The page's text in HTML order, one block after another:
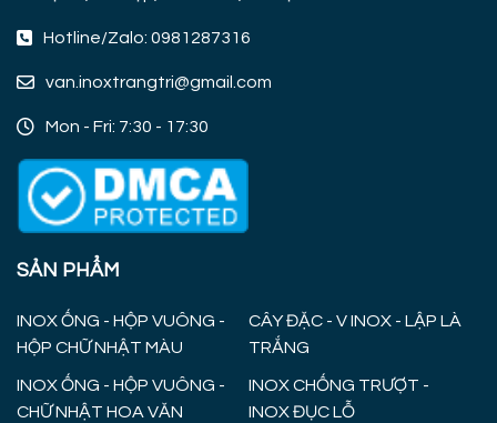
Hotline/Zalo: 0981287316
van.inoxtrangtri@gmail.com
Mon - Fri: 7:30 - 17:30
SẢN PHẨM
INOX ỐNG - HỘP VUÔNG -
HỘP CHỮ NHẬT MÀU
INOX ỐNG - HỘP VUÔNG -
CHỮ NHẬT HOA VĂN
CÂY ĐẶC - V INOX - LẬP LÀ
TRẮNG
INOX CHỐNG TRƯỢT -
INOX ĐỤC LỖ